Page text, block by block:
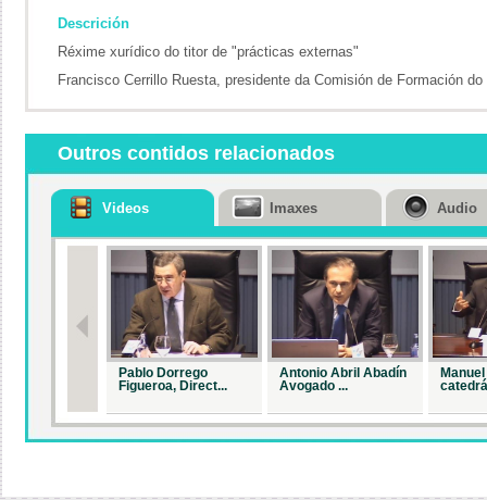
Descrición
Réxime xurídico do titor de "prácticas externas"
Francisco Cerrillo Ruesta, presidente da Comisión de Formación do
Outros contidos relacionados
Videos
Pablo Dorrego
Figueroa, Direct...
Antonio Abril Abadín
Avogado ...
Imaxes Audio